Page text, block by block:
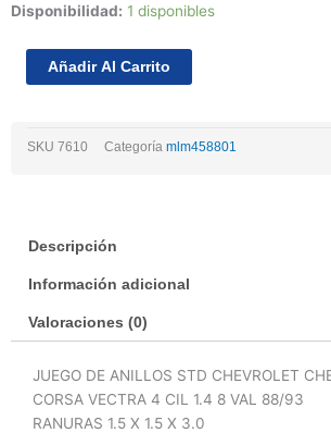
Disponibilidad: 1 disponibles
Juego
Anillos
Std
cantidad
Añadir Al Carrito
SKU 7610 Categoría mlm458801
Descripción
Información adicional
Valoraciones (0)
JUEGO DE ANILLOS STD CHEVROLET
CORSA VECTRA 4 CIL 1.4 8 VAL 88/93
RANURAS 1.5 X 1.5 X 3.0